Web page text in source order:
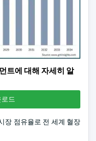
트에 대해 자세히 알
로드
장 점유율로 전 세계 혈장